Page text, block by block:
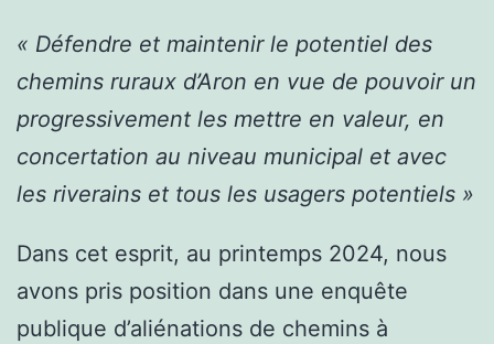
« Défendre et maintenir le potentiel des
chemins ruraux d’Aron en vue de pouvoir un
progressivement les mettre en valeur, en
concertation au niveau municipal et avec
les riverains et tous les usagers potentiels »
Dans cet esprit, au printemps 2024, nous
avons pris position dans une enquête
publique d’aliénations de chemins à